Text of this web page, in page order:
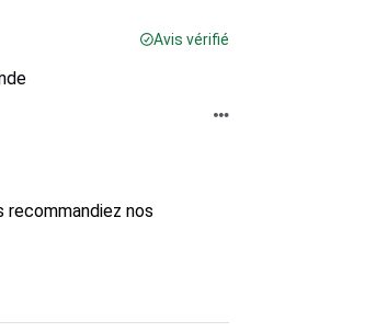
Avis vérifié
nos